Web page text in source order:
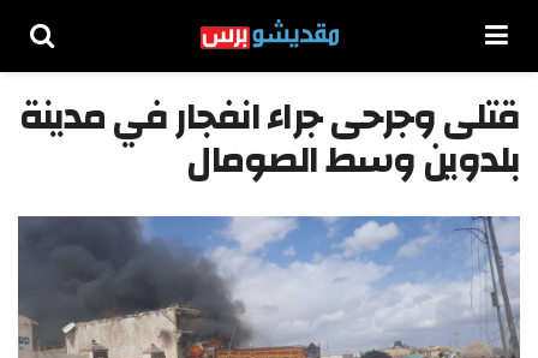
قتلى وجرحى جراء انفجار في مدينة
بلدوين وسط الصومال